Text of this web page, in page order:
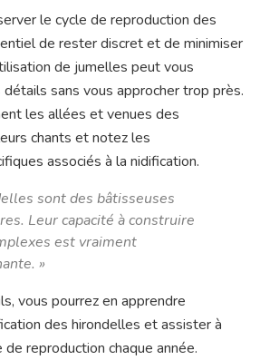
le cycle de reproduction des
de rester discret et de minimiser
de jumelles peut vous
sans vous approcher trop près.
les allées et venues des
chants et notez les
associés à la nidification.
sont des bâtisseuses
Leur capacité à construire
est vraiment
»
vous pourrez en apprendre
des hirondelles et assister à
reproduction chaque année.